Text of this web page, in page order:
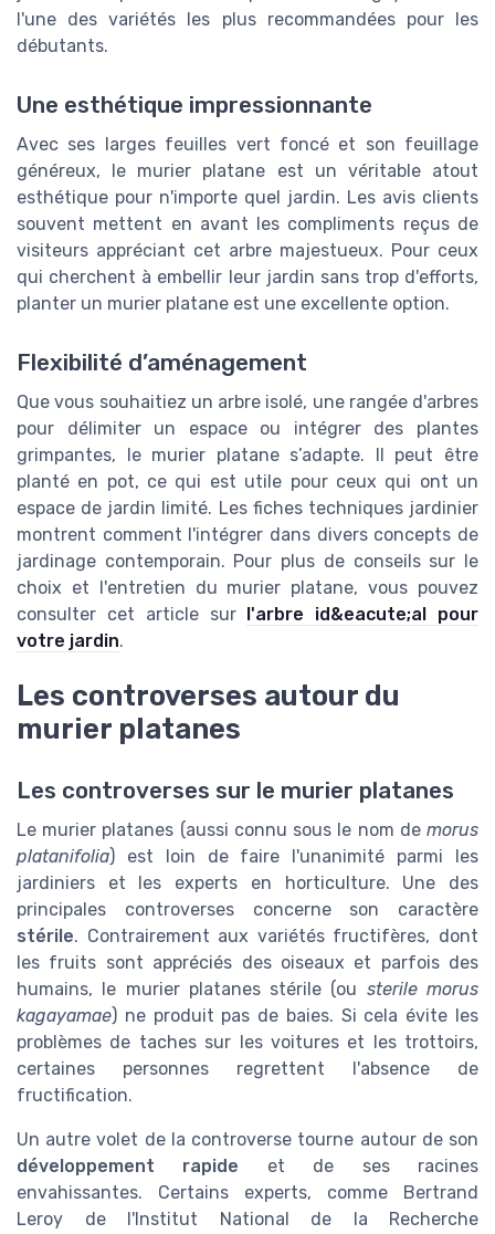
l'une des variétés les plus recommandées pour les
débutants.
Une esthétique impressionnante
Avec ses larges feuilles vert foncé et son feuillage
généreux, le murier platane est un véritable atout
esthétique pour n'importe quel jardin. Les avis clients
souvent mettent en avant les compliments reçus de
visiteurs appréciant cet arbre majestueux. Pour ceux
qui cherchent à embellir leur jardin sans trop d'efforts,
planter un murier platane est une excellente option.
Flexibilité d’aménagement
Que vous souhaitiez un arbre isolé, une rangée d'arbres
pour délimiter un espace ou intégrer des plantes
grimpantes, le murier platane s’adapte. Il peut être
planté en pot, ce qui est utile pour ceux qui ont un
espace de jardin limité. Les fiches techniques jardinier
montrent comment l'intégrer dans divers concepts de
jardinage contemporain. Pour plus de conseils sur le
choix et l'entretien du murier platane, vous pouvez
consulter cet article sur l'arbre id&eacute;al pour
votre jardin.
Les controverses autour du
murier platanes
Les controverses sur le murier platanes
Le murier platanes (aussi connu sous le nom de morus
platanifolia) est loin de faire l'unanimité parmi les
jardiniers et les experts en horticulture. Une des
principales controverses concerne son caractère
stérile. Contrairement aux variétés fructifères, dont
les fruits sont appréciés des oiseaux et parfois des
humains, le murier platanes stérile (ou sterile morus
kagayamae) ne produit pas de baies. Si cela évite les
problèmes de taches sur les voitures et les trottoirs,
certaines personnes regrettent l'absence de
fructification.
Un autre volet de la controverse tourne autour de son
développement rapide et de ses racines
envahissantes. Certains experts, comme Bertrand
Leroy de l'Institut National de la Recherche